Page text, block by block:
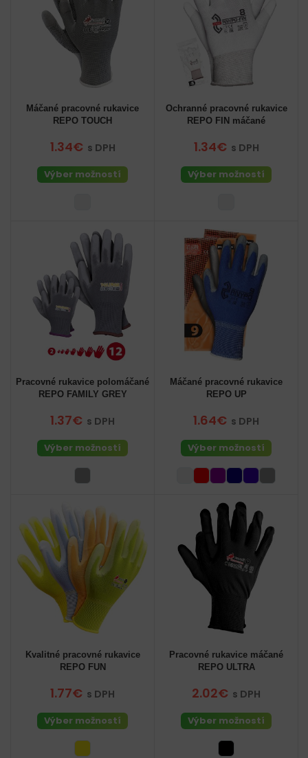
Máčané pracovné rukavice
REPO TOUCH
1.34€ s DPH
Výber možností
Ochranné pracovné rukavice
REPO FIN máčané
1.34€ s DPH
Výber možností
Pracovné rukavice polomáčané
REPO FAMILY GREY
1.37€ s DPH
Výber možností
Máčané pracovné rukavice
REPO UP
1.64€ s DPH
Výber možností
Kvalitné pracovné rukavice
REPO FUN
1.77€ s DPH
Výber možností
Pracovné rukavice máčané
REPO ULTRA
2.02€ s DPH
Výber možností